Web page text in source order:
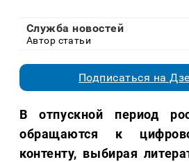
Служба новостей
Автор статьи
Подписаться на
В отпускной период
обращаются к
контенту, выбирая